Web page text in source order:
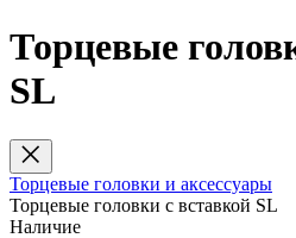
Торцевые
SL
Торцевые головки и аксессуары
Торцевые головки с вставкой SL
Наличие